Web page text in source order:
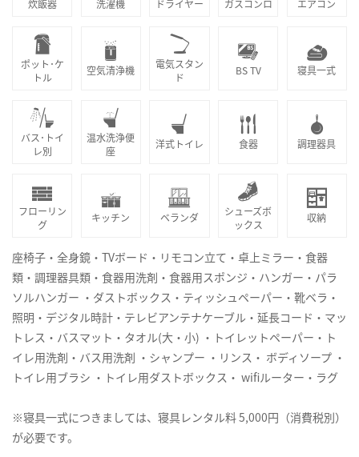
炊飯器 洗濯機 ドライヤー ガスコンロ エアコン
ポット･ケ
トル
空気清浄機
電気スタン
ド
BS TV 寝具一式
バス･トイ
レ別
温水洗浄便
座
洋式トイレ 食器 調理器具
フローリン
グ
キッチン ベランダ
シューズボ
ックス
収納
座椅子・全身鏡・TVボード・リモコン立て・卓上ミラー・食器
類・調理器具類・食器用洗剤・食器用スポンジ・ハンガー・パラ
ソルハンガー ・ダストボックス・ティッシュペーパー・靴ベラ・
照明・デジタル時計・テレビアンテナケーブル・延長コード・マッ
トレス・バスマット・タオル(大・小) ・トイレットペーパー・ト
イレ用洗剤・バス用洗剤 ・シャンプー ・リンス・ ボディソープ ・
トイレ用ブラシ ・トイレ用ダストボックス・ wifiルーター・ラグ
※寝具一式につきましては、寝具レンタル料 5,000円（消費税別）
が必要です。